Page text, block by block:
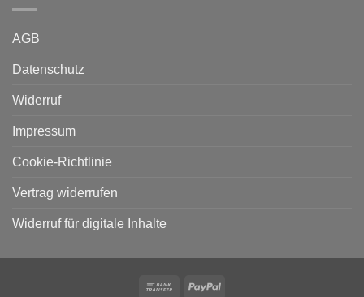
AGB
Datenschutz
Widerruf
Impressum
Cookie-Richtlinie
Vertrag widerrufen
Widerruf für digitale Inhalte
Bank PayPal